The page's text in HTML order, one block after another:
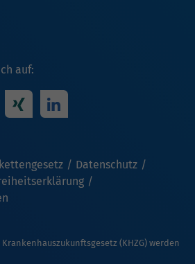
auf:
Datenschutz
(KHZG) werden